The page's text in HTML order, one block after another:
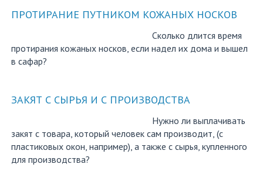
ПРОТИРАНИЕ ПУТНИКОМ КОЖАНЫХ НОСКОВ
Сколько длится время
протирания кожаных носков, если надел их дома и вышел
в сафар?
ЗАКЯТ С СЫРЬЯ И С ПРОИЗВОДСТВА
Нужно ли выплачивать
закят с товара, который человек сам производит, (с
пластиковых окон, например), а также с сырья, купленного
для производства?